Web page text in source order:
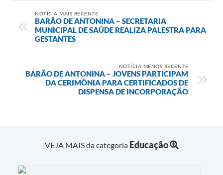
NOTÍCIA MAIS RECENTE
BARÃO DE ANTONINA – SECRETARIA
MUNICIPAL DE SAÚDE REALIZA PALESTRA PARA
GESTANTES
NOTÍCIA MENOS RECENTE
BARÃO DE ANTONINA – JOVENS PARTICIPAM
DA CERIMÔNIA PARA CERTIFICADOS DE
DISPENSA DE INCORPORAÇÃO
VEJA MAIS da categoria Educação